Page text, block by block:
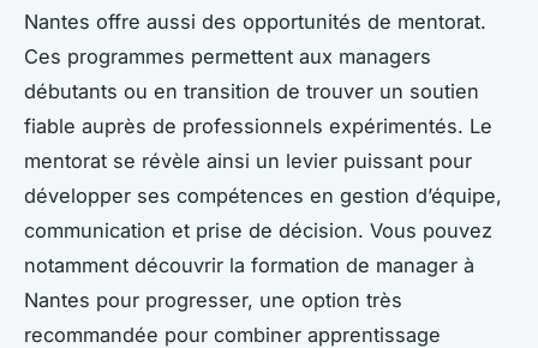
Nantes offre aussi des opportunités de mentorat.
Ces programmes permettent aux managers
débutants ou en transition de trouver un soutien
fiable auprès de professionnels expérimentés. Le
mentorat se révèle ainsi un levier puissant pour
développer ses compétences en gestion d’équipe,
communication et prise de décision. Vous pouvez
notamment découvrir la formation de manager à
Nantes pour progresser, une option très
recommandée pour combiner apprentissage